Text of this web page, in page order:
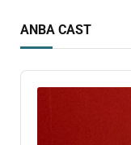
ANBA CAST
Audio
Player